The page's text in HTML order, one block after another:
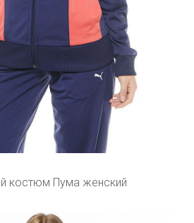
костюм Пума женский